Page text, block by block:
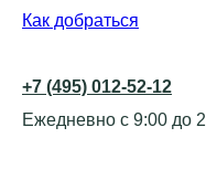
Как добраться
+7 (495) 012-52-12
Ежедневно с 9:00 до